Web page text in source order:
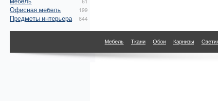
Офисная мебель 199
Предметы интерьера 644
Мебель Ткани Обои Карнизы